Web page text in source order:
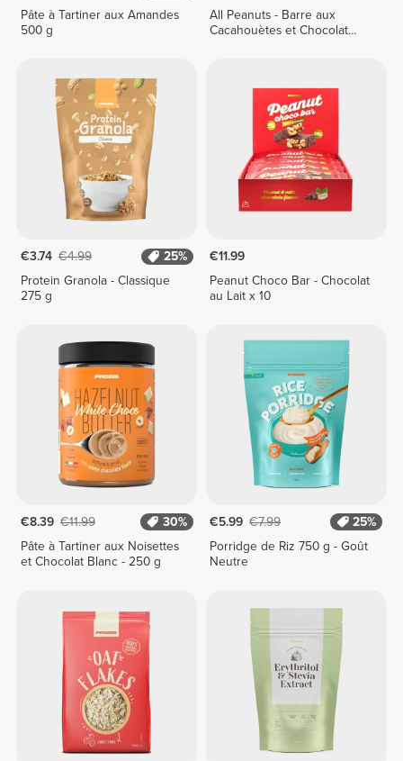
Pâte à Tartiner aux Amandes
500 g
All Peanuts - Barre aux
Cacahouètes et Chocolat
€3.74 €4.99
25%
Protein Granola - Classique
275 g
€11.99
Peanut Choco Bar - Chocolat
au Lait x 10
€8.39 €11.99
30%
Pâte à Tartiner aux Noisettes
et Chocolat Blanc - 250 g
€5.99 €7.99
25%
Porridge de Riz 750 g - Goût
Neutre